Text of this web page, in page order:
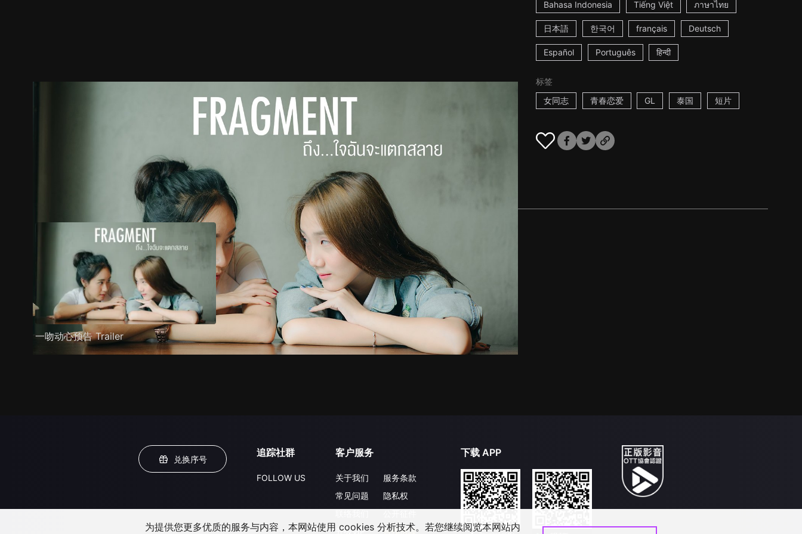
Bahasa Indonesia Tiếng Việt ภาษาไทย
日本語 한국어 français Deutsch
Español Português हिन्दी
标签
女同志
青春恋爱 GL 泰国 短片
推荐影片 剧情介绍
一吻动心预告 Trailer
兑换序号
追踪社群
FOLLOW US
客户服务
关于我们
常见问题
升级VIP
服务条款
隐私权
合作洽談
下载 APP
为提供您更多优质的服务与内容，本网站使用 cookies 分析技术。若您继续阅览本网站内